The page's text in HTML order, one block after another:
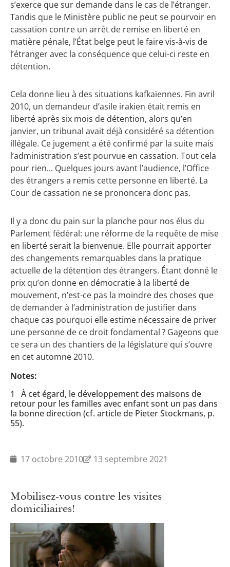
s’exerce que sur demande dans le cas de l’étranger.
Tandis que le Ministère public ne peut se pourvoir en
cassation contre un arrêt de remise en liberté en
matière pénale, l’État belge peut le faire vis-à-vis de
l’étranger avec la conséquence que celui-ci reste en
détention.
Cela donne lieu à des situations kafkaïennes. Fin avril
2010, un demandeur d’asile irakien était remis en
liberté après six mois de détention, alors qu’en
janvier, un tribunal avait déjà considéré sa détention
illégale. Ce jugement a été confirmé par la suite mais
l’administration s’est pourvue en cassation. Tout cela
pour rien... Quelques jours avant l’audience, l’Office
des étrangers a remis cette personne en liberté. La
Cour de cassation ne se prononcera donc pas.
Il y a donc du pain sur la planche pour nos élus du
Parlement fédéral: une réforme de la requête de mise
en liberté serait la bienvenue. Elle pourrait apporter
des changements remarquables dans la pratique
actuelle de la détention des étrangers. Étant donné le
prix qu’on donne en démocratie à la liberté de
mouvement, n’est-ce pas la moindre des choses que
de demander à l’administration de justifier dans
chaque cas pourquoi elle estime nécessaire de priver
une personne de ce droit fondamental ? Gageons que
ce sera un des chantiers de la législature qui s’ouvre
en cet automne 2010.
Notes:
1 À cet égard, le développement des maisons de
retour pour les familles avec enfant sont un pas dans
la bonne direction (cf. article de Pieter Stockmans, p.
55).
17 octobre 2010 13 septembre 2021
Mobilisez-vous contre les visites
domiciliaires!